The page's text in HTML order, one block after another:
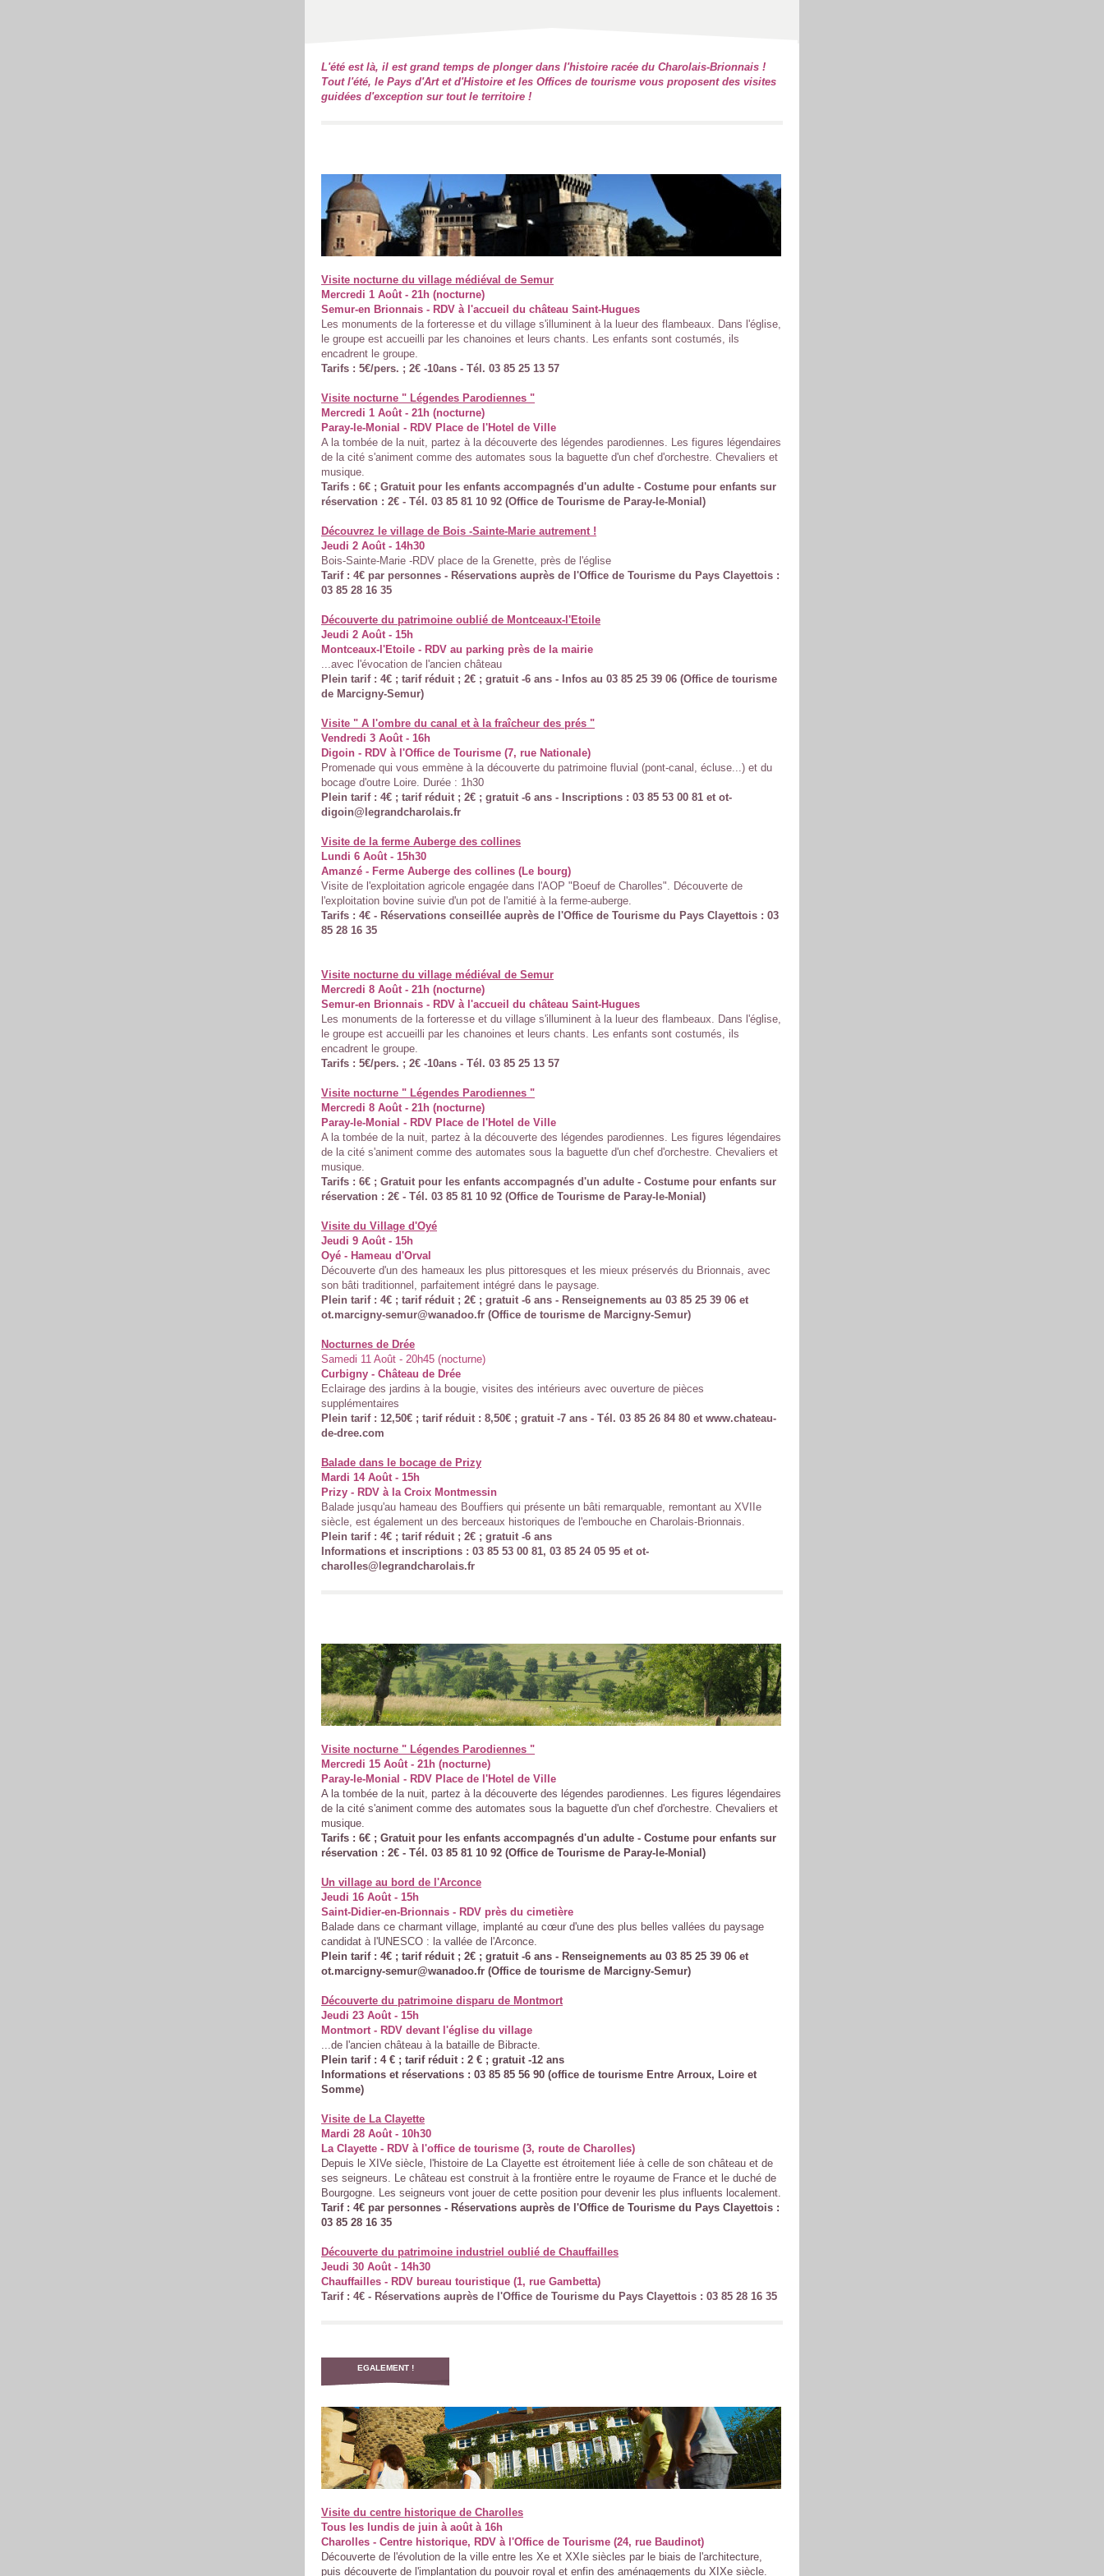
L'été est là, il est grand temps de plonger dans l'histoire racée du Charolais-Brionnais !
Tout l'été, le Pays d'Art et d'Histoire et les Offices de tourisme vous proposent des visites
guidées d'exception sur tout le territoire !
Visite nocturne du village médiéval de Semur
Mercredi 1 Août - 21h (nocturne)
Semur-en Brionnais - RDV à l'accueil du château Saint-Hugues
Les monuments de la forteresse et du village s'illuminent à la lueur des flambeaux. Dans l'église,
le groupe est accueilli par les chanoines et leurs chants. Les enfants sont costumés, ils
encadrent le groupe.
Tarifs : 5€/pers. ; 2€ -10ans - Tél. 03 85 25 13 57
Visite nocturne " Légendes Parodiennes "
Mercredi 1 Août - 21h (nocturne)
Paray-le-Monial - RDV Place de l'Hotel de Ville
A la tombée de la nuit, partez à la découverte des légendes parodiennes. Les figures légendaires
de la cité s'animent comme des automates sous la baguette d'un chef d'orchestre. Chevaliers et
musique.
Tarifs : 6€ ; Gratuit pour les enfants accompagnés d'un adulte - Costume pour enfants sur
réservation : 2€ - Tél. 03 85 81 10 92 (Office de Tourisme de Paray-le-Monial)
Découvrez le village de Bois -Sainte-Marie autrement !
Jeudi 2 Août - 14h30
Bois-Sainte-Marie -RDV place de la Grenette, près de l'église
Tarif : 4€ par personnes - Réservations auprès de l'Office de Tourisme du Pays Clayettois :
03 85 28 16 35
Découverte du patrimoine oublié de Montceaux-l'Etoile
Jeudi 2 Août - 15h
Montceaux-l'Etoile - RDV au parking près de la mairie
...avec l'évocation de l'ancien château
Plein tarif : 4€ ; tarif réduit ; 2€ ; gratuit -6 ans - Infos au 03 85 25 39 06 (Office de tourisme
de Marcigny-Semur)
Visite " A l'ombre du canal et à la fraîcheur des prés "
Vendredi 3 Août - 16h
Digoin - RDV à l'Office de Tourisme (7, rue Nationale)
Promenade qui vous emmène à la découverte du patrimoine fluvial (pont-canal, écluse...) et du
bocage d'outre Loire. Durée : 1h30
Plein tarif : 4€ ; tarif réduit ; 2€ ; gratuit -6 ans - Inscriptions : 03 85 53 00 81 et ot-
digoin@legrandcharolais.fr
Visite de la ferme Auberge des collines
Lundi 6 Août - 15h30
Amanzé - Ferme Auberge des collines (Le bourg)
Visite de l'exploitation agricole engagée dans l'AOP "Boeuf de Charolles". Découverte de
l'exploitation bovine suivie d'un pot de l'amitié à la ferme-auberge.
Tarifs : 4€ - Réservations conseillée auprès de l'Office de Tourisme du Pays Clayettois : 03
85 28 16 35
Visite nocturne du village médiéval de Semur
Mercredi 8 Août - 21h (nocturne)
Semur-en Brionnais - RDV à l'accueil du château Saint-Hugues
Les monuments de la forteresse et du village s'illuminent à la lueur des flambeaux. Dans l'église,
le groupe est accueilli par les chanoines et leurs chants. Les enfants sont costumés, ils
encadrent le groupe.
Tarifs : 5€/pers. ; 2€ -10ans - Tél. 03 85 25 13 57
Visite nocturne " Légendes Parodiennes "
Mercredi 8 Août - 21h (nocturne)
Paray-le-Monial - RDV Place de l'Hotel de Ville
A la tombée de la nuit, partez à la découverte des légendes parodiennes. Les figures légendaires
de la cité s'animent comme des automates sous la baguette d'un chef d'orchestre. Chevaliers et
musique.
Tarifs : 6€ ; Gratuit pour les enfants accompagnés d'un adulte - Costume pour enfants sur
réservation : 2€ - Tél. 03 85 81 10 92 (Office de Tourisme de Paray-le-Monial)
Visite du Village d'Oyé
Jeudi 9 Août - 15h
Oyé - Hameau d'Orval
Découverte d'un des hameaux les plus pittoresques et les mieux préservés du Brionnais, avec
son bâti traditionnel, parfaitement intégré dans le paysage.
Plein tarif : 4€ ; tarif réduit ; 2€ ; gratuit -6 ans - Renseignements au 03 85 25 39 06 et
ot.marcigny-semur@wanadoo.fr (Office de tourisme de Marcigny-Semur)
Nocturnes de Drée
Samedi 11 Août - 20h45 (nocturne)
Curbigny - Château de Drée
Eclairage des jardins à la bougie, visites des intérieurs avec ouverture de pièces
supplémentaires
Plein tarif : 12,50€ ; tarif réduit : 8,50€ ; gratuit -7 ans - Tél. 03 85 26 84 80 et www.chateau-
de-dree.com
Balade dans le bocage de Prizy
Mardi 14 Août - 15h
Prizy - RDV à la Croix Montmessin
Balade jusqu'au hameau des Bouffiers qui présente un bâti remarquable, remontant au XVIIe
siècle, est également un des berceaux historiques de l'embouche en Charolais-Brionnais.
Plein tarif : 4€ ; tarif réduit ; 2€ ; gratuit -6 ans
Informations et inscriptions : 03 85 53 00 81, 03 85 24 05 95 et ot-
charolles@legrandcharolais.fr
Visite nocturne " Légendes Parodiennes "
Mercredi 15 Août - 21h (nocturne)
Paray-le-Monial - RDV Place de l'Hotel de Ville
A la tombée de la nuit, partez à la découverte des légendes parodiennes. Les figures légendaires
de la cité s'animent comme des automates sous la baguette d'un chef d'orchestre. Chevaliers et
musique.
Tarifs : 6€ ; Gratuit pour les enfants accompagnés d'un adulte - Costume pour enfants sur
réservation : 2€ - Tél. 03 85 81 10 92 (Office de Tourisme de Paray-le-Monial)
Un village au bord de l'Arconce
Jeudi 16 Août - 15h
Saint-Didier-en-Brionnais - RDV près du cimetière
Balade dans ce charmant village, implanté au cœur d'une des plus belles vallées du paysage
candidat à l'UNESCO : la vallée de l'Arconce.
Plein tarif : 4€ ; tarif réduit ; 2€ ; gratuit -6 ans - Renseignements au 03 85 25 39 06 et
ot.marcigny-semur@wanadoo.fr (Office de tourisme de Marcigny-Semur)
Découverte du patrimoine disparu de Montmort
Jeudi 23 Août - 15h
Montmort - RDV devant l'église du village
...de l'ancien château à la bataille de Bibracte.
Plein tarif : 4 € ; tarif réduit : 2 € ; gratuit -12 ans
Informations et réservations : 03 85 85 56 90 (office de tourisme Entre Arroux, Loire et
Somme)
Visite de La Clayette
Mardi 28 Août - 10h30
La Clayette - RDV à l'office de tourisme (3, route de Charolles)
Depuis le XIVe siècle, l'histoire de La Clayette est étroitement liée à celle de son château et de
ses seigneurs. Le château est construit à la frontière entre le royaume de France et le duché de
Bourgogne. Les seigneurs vont jouer de cette position pour devenir les plus influents localement.
Tarif : 4€ par personnes - Réservations auprès de l'Office de Tourisme du Pays Clayettois :
03 85 28 16 35
Découverte du patrimoine industriel oublié de Chauffailles
Jeudi 30 Août - 14h30
Chauffailles - RDV bureau touristique (1, rue Gambetta)
Tarif : 4€ - Réservations auprès de l'Office de Tourisme du Pays Clayettois : 03 85 28 16 35
EGALEMENT !
Visite du centre historique de Charolles
Tous les lundis de juin à août à 16h
Charolles - Centre historique, RDV à l'Office de Tourisme (24, rue Baudinot)
Découverte de l'évolution de la ville entre les Xe et XXIe siècles par le biais de l'architecture,
puis découverte de l'implantation du pouvoir royal et enfin des aménagements du XIXe siècle.